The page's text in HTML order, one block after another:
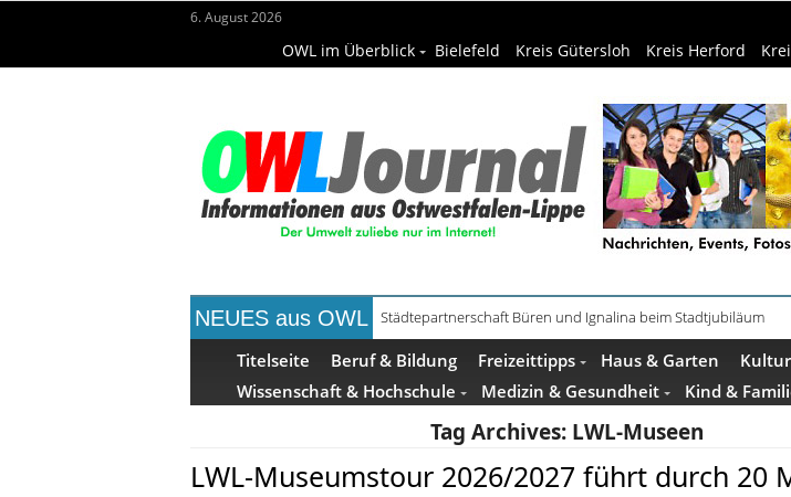
6. August 2026
OWL im Überblick Bielefeld Kreis Gütersloh Kreis Herford
NEUES aus OWL
Städtepartnerschaft Büren und Ignalina beim Stadtjubiläum
Kollektion Skill Sharing der HSBI in Berlin ausgezeichnet
Titelseite Beruf & Bildung Freizeittipps Haus & Garten Kultur
Wissenschaft & Hochschule
Medizin & Gesundheit Kind &
Tag Archives: LWL-Museen
LWL-Museumstour 2026/2027 führt durch 20